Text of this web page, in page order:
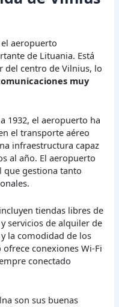
aeropuerto
de Lituania. Está
del centro de Vilnius, lo
muy
1932, el aeropuerto ha
el transporte aéreo
infraestructura capaz
al año. El aeropuerto
que gestiona tanto
tiendas libres de
servicios de alquiler de
la comodidad de los
conexiones Wi-Fi
conectado
son sus buenas